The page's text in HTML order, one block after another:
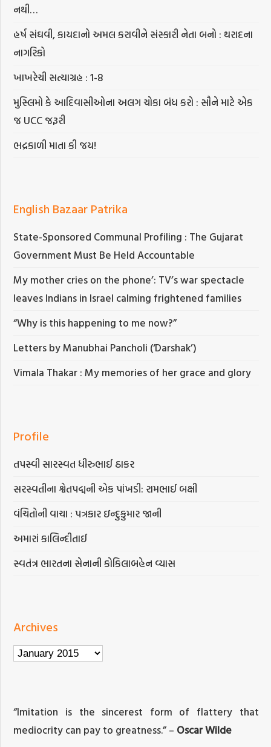
નથી…
હર્ષ સંઘવી, કાયદાનો અમલ કરાવીને સંસ્કારી નેતા બનો : થરાદના
નાગરિકો
ખાખરેચી સત્યાગ્રહ : 1-8
મુસ્લિમો કે આદિવાસીઓના અલગ ચોકા બંધ કરો : સૌને માટે એક
જ UCC જરૂરી
ભદ્રકાળી માતા કી જય!
English Bazaar Patrika
State-Sponsored Communal Profiling : The Gujarat
Government Must Be Held Accountable
My mother cries on the phone’: TV’s war spectacle
leaves Indians in Israel calming frightened families
“Why is this happening to me now?”
Letters by Manubhai Pancholi (‘Darshak’)
Vimala Thakar : My memories of her grace and glory
Profile
તપસ્વી સારસ્વત ધીરુભાઈ ઠાકર
સરસ્વતીના શ્વેતપદ્મની એક પાંખડી: રામભાઈ બક્ષી
વંચિતોની વાચા : પત્રકાર ઇન્દુકુમાર જાની
અમારાં કાલિન્દીતાઈ
સ્વતંત્ર ભારતના સેનાની કોકિલાબહેન વ્યાસ
Archives
Archives
“Imitation is the sincerest form of flattery that
mediocrity can pay to greatness.” – Oscar Wilde